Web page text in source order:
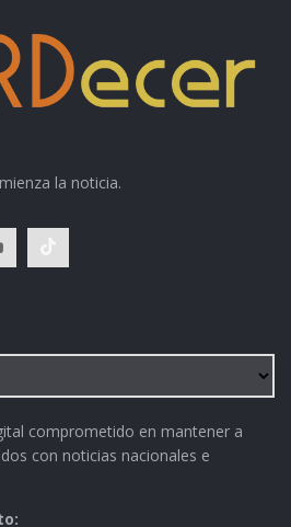
la noticia.
comprometido en mantener a
con noticias nacionales e